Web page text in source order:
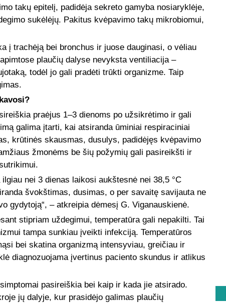
takų epitelį, padidėja sekreto gamyba nosiaryklėje,
sukėlėjų. Pakitus kvėpavimo takų mikrobiomui,
į trachėją bei bronchus ir juose dauginasi, o vėliau
plaučių dalyse nevyksta ventiliacija –
todėl jo gali pradėti trūkti organizme. Taip
praėjus 1–3 dienoms po užsikrėtimo ir gali
galima įtarti, kai atsiranda ūminiai respiraciniai
krūtinės skausmas, dusulys, padidėjęs kvėpavimo
žmonėms be šių požymių gali pasireikšti ir
nei 3 dienas laikosi aukštesnė nei 38,5 °C
švokštimas, dusimas, o per savaitę savijauta ne
gydytoją“, – atkreipia dėmesį G. Viganauskienė.
stipriam uždegimui, temperatūra gali nepakilti. Tai
tampa sunkiau įveikti infekciją. Temperatūros
bei skatina organizmą intensyviau, greičiau ir
diagnozuojama įvertinus paciento skundus ir atlikus
pasireiškia bei kaip ir kada jie atsirado.
jų dalyje, kur prasidėjo galimas plaučių